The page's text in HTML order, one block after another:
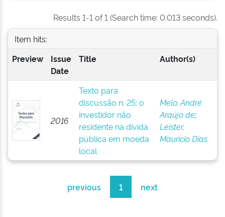
Results 1-1 of 1 (Search time: 0.013 seconds).
Item hits:
Preview
Issue
Date
Title Author(s)
2016
Texto para
discussão n. 25: o
investidor não
residente na dívida
pública em moeda
local
Melo, André
Araújo de;
Leister,
Maurício Dias
previous 1 next